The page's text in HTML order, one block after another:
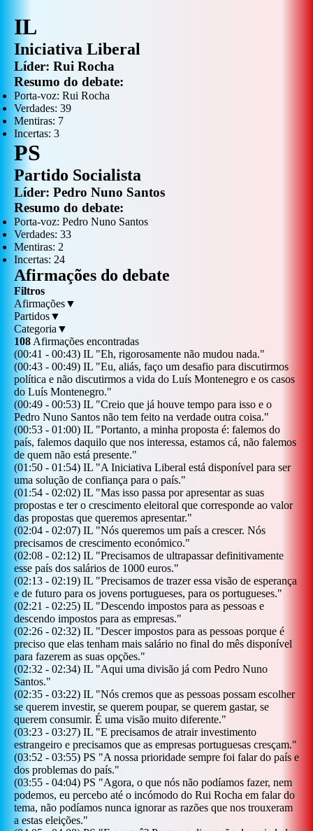
IL
Iniciativa Liberal
Líder: Rui Rocha
Resumo do debate:
Porta-voz: Rui Rocha
Verdades: 39
Mentiras: 7
Incertas: 3
PS
Partido Socialista
Líder: Pedro Nuno Santos
Resumo do debate:
Porta-voz: Pedro Nuno Santos
Verdades: 33
Mentiras: 2
Incertas: 24
Afirmações do debate
Filtros
Afirmações▼
Partidos▼
Categoria ▼
108 Afirmações encontradas
(00:41 - 00:43) IL "Eh, rigorosamente não mudou nada."
(00:43 - 00:49) IL "Eu, aliás, faço um desafio para discutirmos
política e não discutirmos a vida do Luís Montenegro e os casos
do Luís Montenegro."
(00:49 - 00:53) IL "Creio que já houve tempo para isso e o
Pedro Nuno Santos não tem feito na verdade outra coisa."
(00:53 - 01:00) IL "Portanto, a minha proposta é: falemos do
país, falemos daquilo que nos interessa, estamos cá, não falemos
de quem não está presente."
(01:50 - 01:54) IL "A Iniciativa Liberal está disponível para ser
uma solução de confiança para o país."
(01:54 - 02:02) IL "Mas isso passa por apresentar as suas
propostas e ter o crescimento eleitoral que corresponde ao valor
das propostas que queremos apresentar."
(02:04 - 02:07) IL "Nós queremos um país a crescer. Nós
precisamos de crescimento económico."
(02:08 - 02:12) IL "Precisamos de ultrapassar definitivamente
esse país dos salários de 1000 euros."
(02:13 - 02:19) IL "Precisamos de trazer essa visão de esperança
e de futuro para os jovens portugueses, para os portugueses."
(02:21 - 02:25) IL "Descendo impostos para as pessoas e
descendo impostos para as empresas."
(02:26 - 02:32) IL "Descer impostos para as pessoas porque é
preciso que elas tenham mais salário no final do mês disponível
para fazerem as suas opções."
(02:32 - 02:34) IL "Aqui uma divisão já com Pedro Nuno
Santos."
(02:35 - 03:22) IL "Nós cremos que as pessoas possam escolher
se querem investir, se querem poupar, se querem gastar, se
querem consumir. É uma visão muito diferente."
(03:23 - 03:27) IL "E precisamos de atrair investimento
estrangeiro e precisamos que as empresas portuguesas cresçam."
(03:52 - 03:55) PS "A nossa prioridade sempre foi falar do país e
dos problemas do país."
(03:55 - 04:04) PS "Agora, o que nós não podíamos fazer, nem
podemos, eu percebo até o incómodo do Rui Rocha em falar do
tema, não podíamos nunca ignorar as razões que nos trouxeram
a estas eleições."